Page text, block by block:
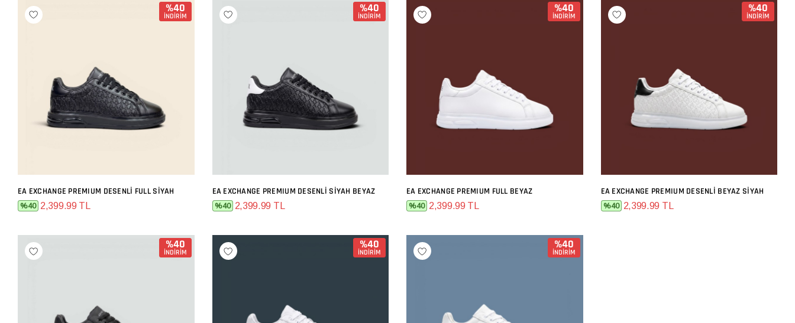
%40
İNDİRİM
SEPETE EKLE
EA EXCHANGE PREMIUM DESENLI FULL SIYAH
%40 2,399.99 TL
%40
İNDİRİM
SEPETE EKLE
EA EXCHANGE PREMIUM DESENLI SIYAH BEYAZ
%40 2,399.99 TL
%40
İNDİRİM
SEPETE EKLE
EA EXCHANGE PREMIUM FULL BEYAZ
%40 2,399.99 TL
%40
İNDİRİM
SEPETE EKLE
EA EXCHANGE PREMIUM DESENLI BEYAZ SIYAH
%40 2,399.99 TL
%40
İNDİRİM
%40
İNDİRİM
%40
İNDİRİM